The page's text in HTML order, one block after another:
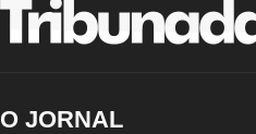
O JORNAL